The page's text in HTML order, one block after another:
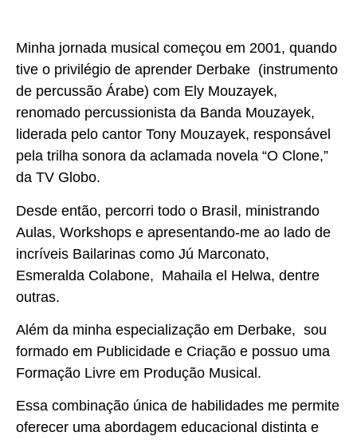
Minha jornada musical começou em 2001, quando
tive o privilégio de aprender Derbake (instrumento
de percussão Árabe) com Ely Mouzayek,
renomado percussionista da Banda Mouzayek,
liderada pelo cantor Tony Mouzayek, responsável
pela trilha sonora da aclamada novela “O Clone,”
da TV Globo.
Desde então, percorri todo o Brasil, ministrando
Aulas, Workshops e apresentando-me ao lado de
incríveis Bailarinas como Jú Marconato,
Esmeralda Colabone, Mahaila el Helwa, dentre
outras.
Além da minha especialização em Derbake, sou
formado em Publicidade e Criação e possuo uma
Formação Livre em Produção Musical.
Essa combinação única de habilidades me permite
oferecer uma abordagem educacional distinta e